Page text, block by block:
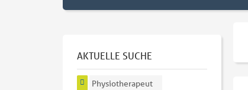
AKTUELLE SUCHE
Physiotherapeut